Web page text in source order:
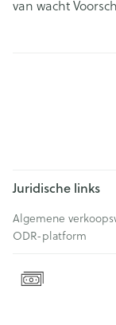
van wacht
Juridische links
Algemene
ODR-platform